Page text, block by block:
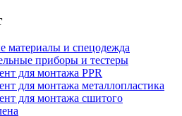
материалы и спецодежда
приборы и тестеры
для монтажа PPR
для монтажа металлопластика
для монтажа сшитого